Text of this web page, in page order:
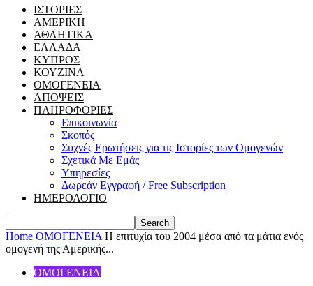
ΙΣΤΟΡΙΕΣ
ΑΜΕΡΙΚΗ
ΑΘΛΗΤΙΚΑ
ΕΛΛΑΔΑ
ΚΥΠΡΟΣ
ΚΟΥΖΙΝΑ
ΟΜΟΓΕΝΕΙΑ
ΑΠΟΨΕΙΣ
ΠΛΗΡΟΦΟΡΙΕΣ
Επικοινωνία
Σκοπός
Συχνές Ερωτήσεις για τις Ιστορίες των Ομογενών
Σχετικά Με Εμάς
Υπηρεσίες
Δωρεάν Εγγραφή / Free Subscription
ΗΜΕΡΟΛΟΓΙΟ
Home ΟΜΟΓΕΝΕΙΑ Η επιτυχία του 2004 μέσα από τα μάτια ενός
ομογενή της Αμερικής...
ΟΜΟΓΕΝΕΙΑ